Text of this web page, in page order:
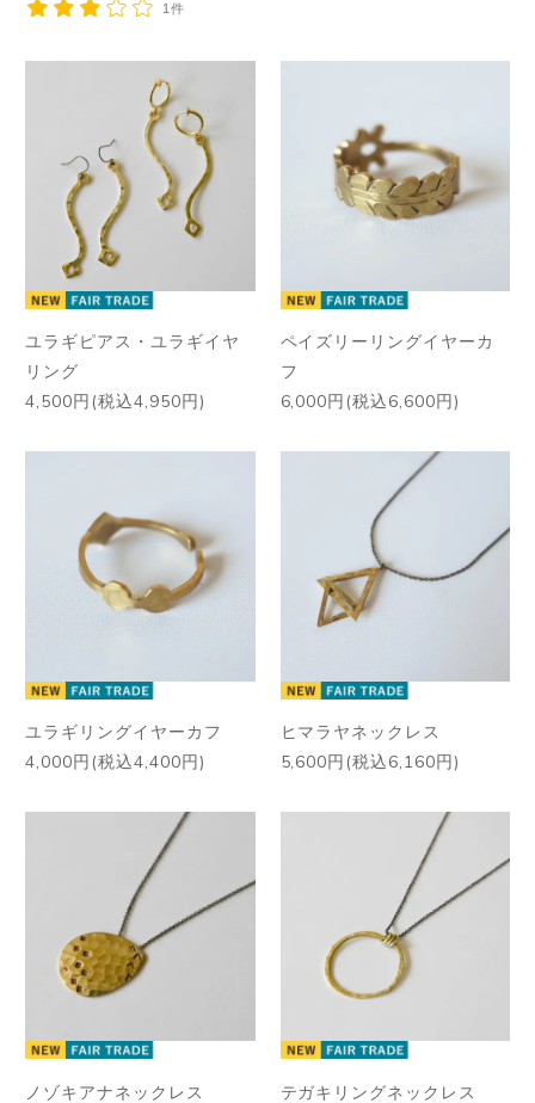
1件
ユラギピアス・ユラギイヤ
リング
4,500円(税込4,950円)
ペイズリーリングイヤーカ
フ
6,000円(税込6,600円)
ユラギリングイヤーカフ
4,000円(税込4,400円)
ヒマラヤネックレス
5,600円(税込6,160円)
ノゾキアナネックレス テガキリングネックレス